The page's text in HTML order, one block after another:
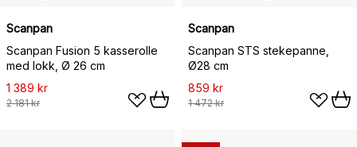
Scanpan
Scanpan Fusion 5 kasserolle
med lokk, Ø 26 cm
1 389 kr
2 181 kr
Scanpan
Scanpan STS stekepanne,
Ø28 cm
859 kr
1 472 kr